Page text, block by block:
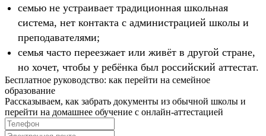
семью не устраивает традиционная школьная
система, нет контакта с администрацией школы и
преподавателями;
семья часто переезжает или живёт в другой стране,
но хочет, чтобы у ребёнка был российский аттестат.
Бесплатное руководство: как перейти на семейное
образование
Рассказываем, как забрать документы из обычной школы и
перейти на домашнее обучение с онлайн‑аттестацией